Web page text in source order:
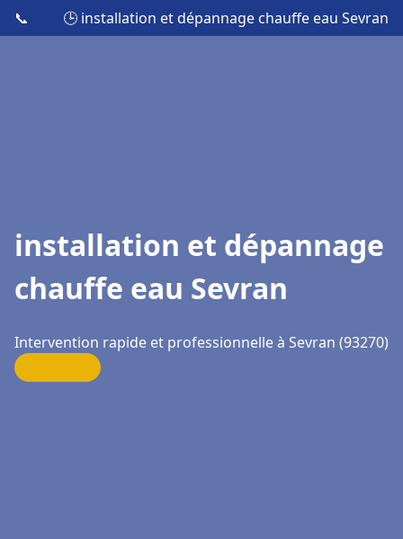
📞 🕒 installation et dépannage chauffe eau Sevran
installation et dépannage
chauffe eau Sevran
Intervention rapide et professionnelle à Sevran (93270)